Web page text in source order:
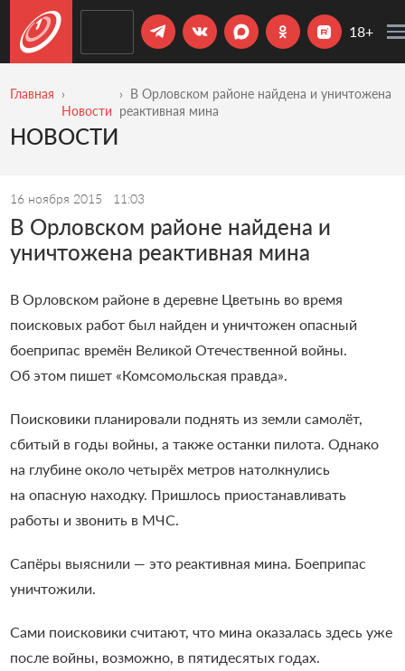
18+
Главная
Новости
В Орловском районе найдена и уничтожена
реактивная мина
НОВОСТИ
16 ноября 2015 11:03
В Орловском районе найдена и
уничтожена реактивная мина
В Орловском районе в деревне Цветынь во время
поисковых работ был найден и уничтожен опасный
боеприпас времён Великой Отечественной войны.
Об этом пишет «Комсомольская правда».
Поисковики планировали поднять из земли самолёт,
сбитый в годы войны, а также останки пилота. Однако
на глубине около четырёх метров натолкнулись
на опасную находку. Пришлось приостанавливать
работы и звонить в МЧС.
Сапёры выяснили — это реактивная мина. Боеприпас
уничтожили.
Сами поисковики считают, что мина оказалась здесь уже
после войны, возможно, в пятидесятых годах.